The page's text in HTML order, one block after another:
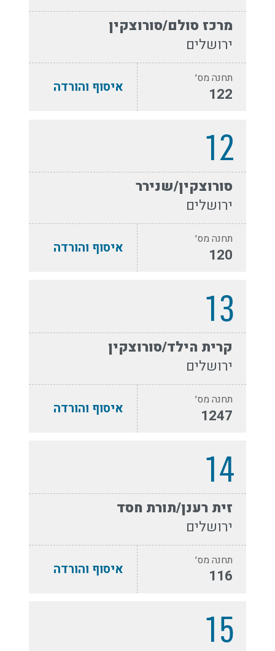
מרכז סולם/סורוצקין
ירושלים
תחנה מס׳
122 איסוף והורדה
12
סורוצקין/שנירר
ירושלים
תחנה מס׳
120 איסוף והורדה
13
קרית הילד/סורוצקין
ירושלים
תחנה מס׳
1247 איסוף והורדה
14
זית רענן/תורת חסד
ירושלים
תחנה מס׳
116 איסוף והורדה
15